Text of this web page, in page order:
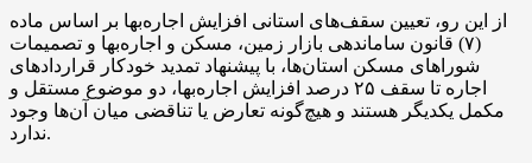
از این رو، تعیین سقف‌های استانی افزایش اجاره‌بها بر اساس ماده
(۷) قانون ساماندهی بازار زمین، مسکن و اجاره‌بها و تصمیمات
شوراهای مسکن استان‌ها، با پیشنهاد تمدید خودکار قراردادهای
اجاره تا سقف ۲۵ درصد افزایش اجاره‌بها، دو موضوع مستقل و
مکمل یکدیگر هستند و هیچ‌گونه تعارض یا تناقضی میان آن‌ها وجود
ندارد.